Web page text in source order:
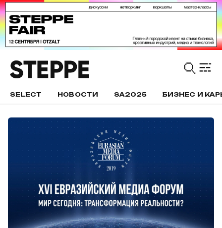
SELECT НОВОСТИ SA2025 БИЗНЕС И